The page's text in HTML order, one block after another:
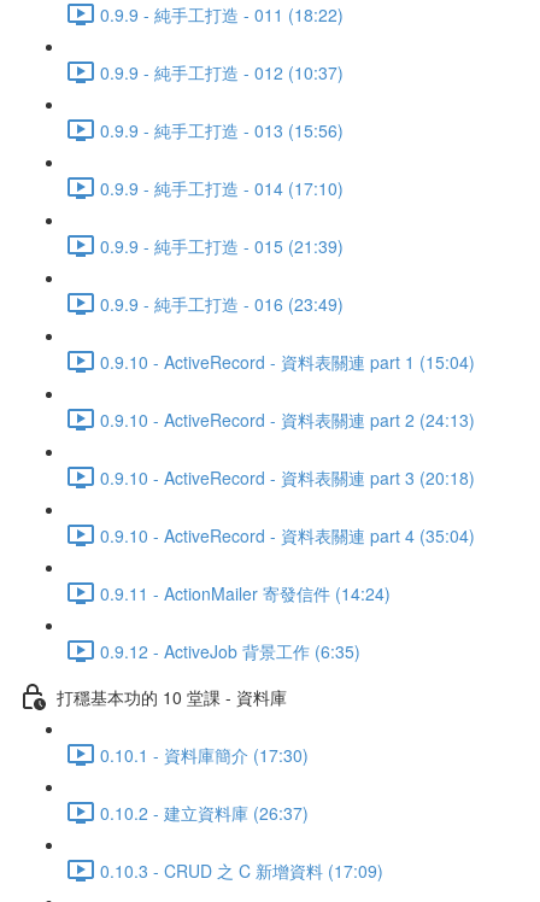
0.9.9 - 純手工打造 - 011 (18:22)
0.9.9 - 純手工打造 - 012 (10:37)
0.9.9 - 純手工打造 - 013 (15:56)
0.9.9 - 純手工打造 - 014 (17:10)
0.9.9 - 純手工打造 - 015 (21:39)
0.9.9 - 純手工打造 - 016 (23:49)
0.9.10 - ActiveRecord - 資料表關連 part 1 (15:04)
0.9.10 - ActiveRecord - 資料表關連 part 2 (24:13)
0.9.10 - ActiveRecord - 資料表關連 part 3 (20:18)
0.9.10 - ActiveRecord - 資料表關連 part 4 (35:04)
0.9.11 - ActionMailer 寄發信件 (14:24)
0.9.12 - ActiveJob 背景工作 (6:35)
打穩基本功的 10 堂課 - 資料庫
0.10.1 - 資料庫簡介 (17:30)
0.10.2 - 建立資料庫 (26:37)
0.10.3 - CRUD 之 C 新增資料 (17:09)